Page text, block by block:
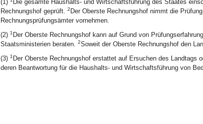
(1)
Die gesamte Haushalts- und Wirtschaftsführung des Staates
Rechnungshof geprüft. 2 Der Oberste Rechnungshof nimmt die
Rechnungsprüfungsämter vornehmen.
(2) 1 Der Oberste Rechnungshof kann auf Grund von
Staatsministerien beraten. 2Soweit der Oberste Rechnungshof den
(3) 1 Der Oberste Rechnungshof erstattet auf Ersuchen des Landtags
deren Beantwortung für die Haushalts- und Wirtschaftsführung von